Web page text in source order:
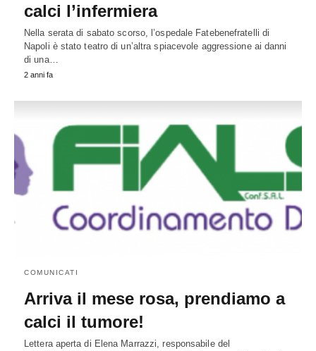
calci l’infermiera
Nella serata di sabato scorso, l’ospedale Fatebenefratelli di
Napoli è stato teatro di un’altra spiacevole aggressione ai danni
di una…
2 anni fa
COMUNICATI
Arriva il mese rosa, prendiamo a
calci il tumore!
Lettera aperta di Elena Marrazzi, responsabile del